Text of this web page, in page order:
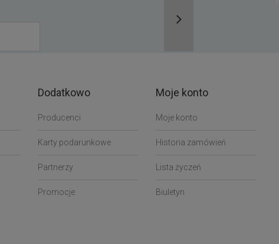
Dodatkowo
Producenci
Karty podarunkowe
Partnerzy
Promocje
Moje konto
Moje konto
Historia zamówień
Lista życzeń
Biuletyn